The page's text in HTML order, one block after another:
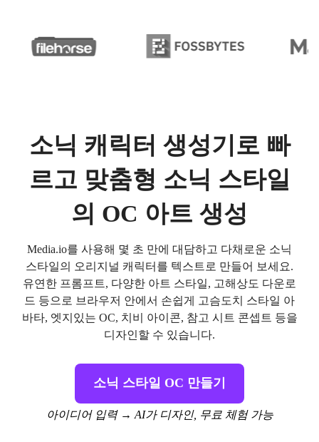
소닉 캐릭터 생성기로 빠
르고 맞춤형 소닉 스타일
의 OC 아트 생성
Media.io를 사용해 몇 초 만에 대담하고 다채로운 소닉
스타일의 오리지널 캐릭터를 텍스트로 만들어 보세요.
유연한 프롬프트, 다양한 아트 스타일, 고해상도 다운로
드 등으로 브라우저 안에서 손쉽게 고슴도치 스타일 아
바타, 엣지있는 OC, 치비 아이콘, 참고 시트 콘셉트 등을
디자인할 수 있습니다.
소닉 스타일 OC 만들기
아이디어 입력 → AI가 디자인, 무료 체험 가능